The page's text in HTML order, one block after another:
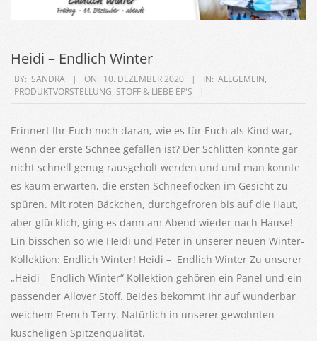
Heidi – Endlich Winter
2020-
12-
BY: SANDRA ON: 10. DEZEMBER 2020 IN: ALLGEMEIN,
PRODUKTVORSTELLUNG, STOFF & LIEBE EP'S
Erinnert Ihr Euch noch daran, wie es für Euch als Kind war,
wenn der erste Schnee gefallen ist? Der Schlitten konnte gar
nicht schnell genug rausgeholt werden und und man konnte
es kaum erwarten, die ersten Schneeflocken im Gesicht zu
spüren. Mit roten Bäckchen, durchgefroren bis auf die Haut,
aber glücklich, ging es dann am Abend wieder nach Hause!
Ein bisschen so wie Heidi und Peter in unserer neuen Winter-
Kollektion: Endlich Winter! Heidi – Endlich Winter Zu unserer
„Heidi – Endlich Winter“ Kollektion gehören ein Panel und ein
passender Allover Stoff. Beides bekommt Ihr auf wunderbar
weichem French Terry. Natürlich in unserer gewohnten
kuscheligen Spitzenqualität.